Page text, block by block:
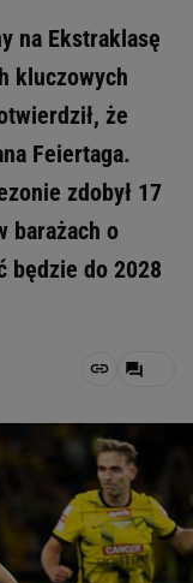
na Ekstraklasę
kluczowych
że
Feiertaga.
zdobył 17
barażach o
będzie do 2028